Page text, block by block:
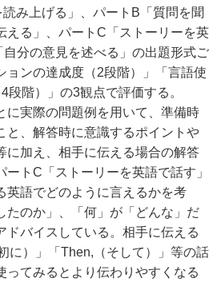
み上げる」、パートB「質問を聞
える」、パートC「ストーリーを英
分の意見を述べる」の出題形式ご
ョンの達成度（2段階）」「言語使
段階）」の3観点で評価する。
実際の問題例を用いて、準備時
と、解答時に意識するポイントや
に加え、相手に伝える場合の解答
トC「ストーリーを英語で話す」
英語でどのように言えるかを考
たのか」、「何」が「どんな」だ
ドバイスしている。相手に伝える
に）」「Then,（そして）」等の話
ってみるとより伝わりやすくなる